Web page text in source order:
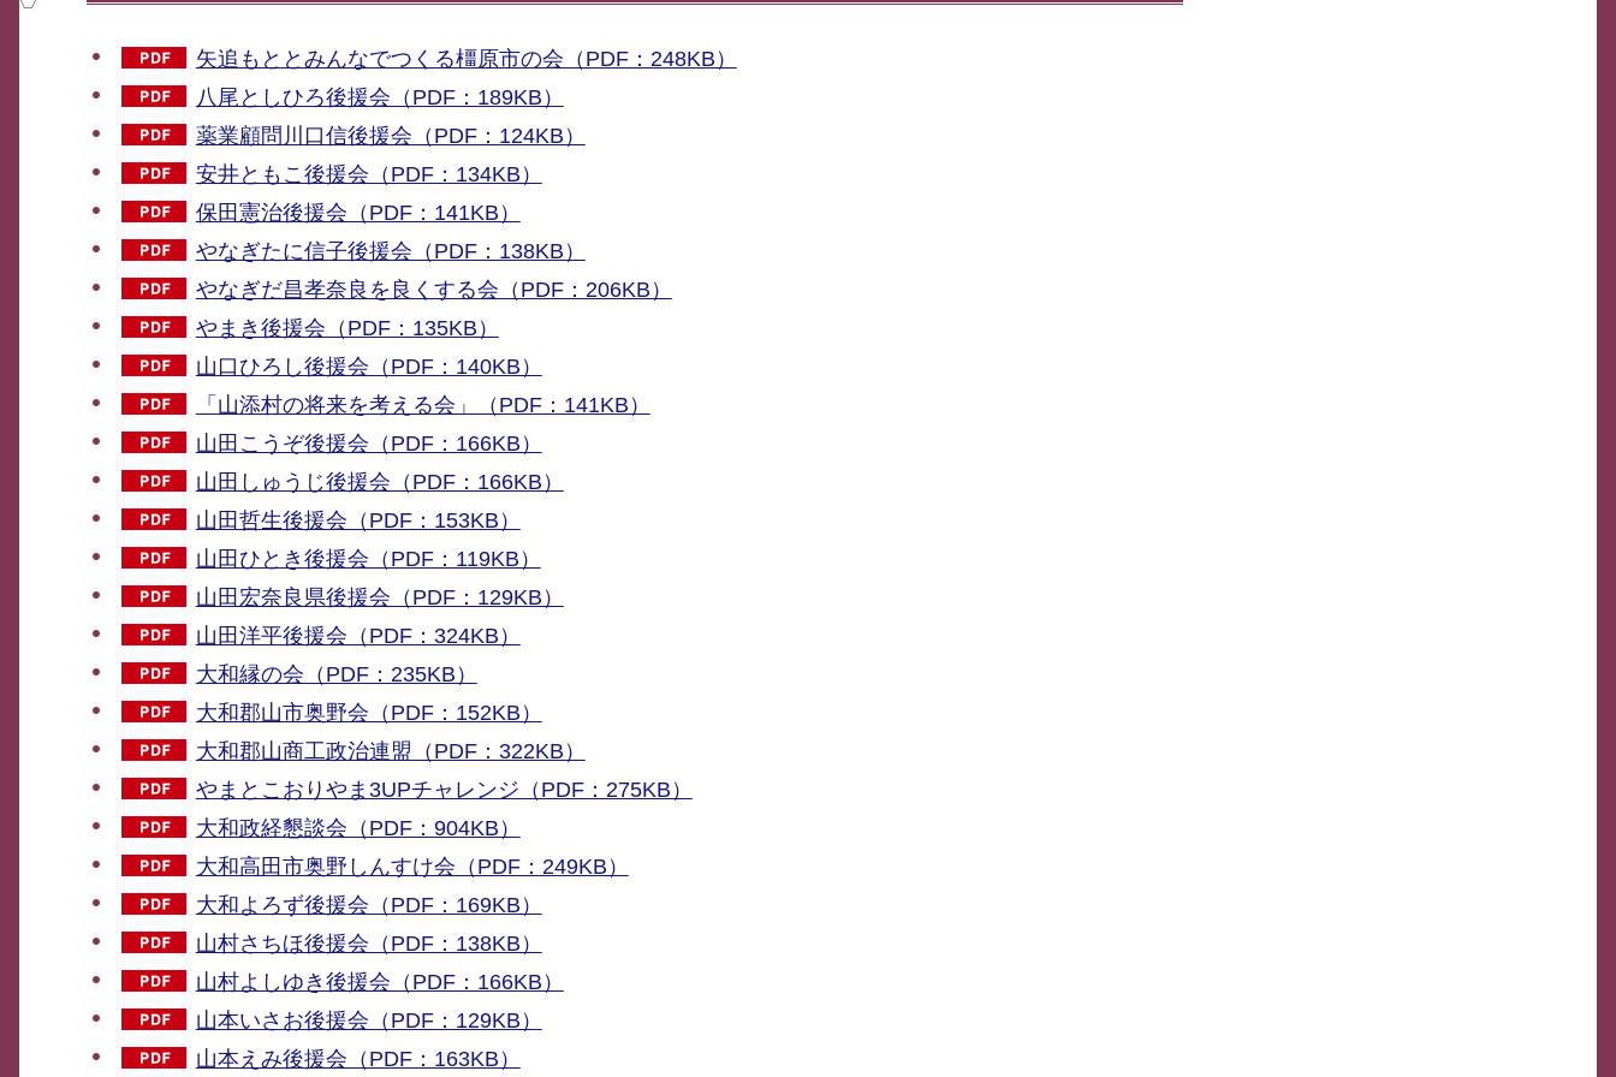
矢追もととみんなでつくる橿原市の会（PDF：248KB）
八尾としひろ後援会（PDF：189KB）
薬業顧問川口信後援会（PDF：124KB）
安井ともこ後援会（PDF：134KB）
保田憲治後援会（PDF：141KB）
やなぎたに信子後援会（PDF：138KB）
やなぎだ昌孝奈良を良くする会（PDF：206KB）
やまき後援会（PDF：135KB）
山口ひろし後援会（PDF：140KB）
「山添村の将来を考える会」（PDF：141KB）
山田こうぞ後援会（PDF：166KB）
山田しゅうじ後援会（PDF：166KB）
山田哲生後援会（PDF：153KB）
山田ひとき後援会（PDF：119KB）
山田宏奈良県後援会（PDF：129KB）
山田洋平後援会（PDF：324KB）
大和縁の会（PDF：235KB）
大和郡山市奥野会（PDF：152KB）
大和郡山商工政治連盟（PDF：322KB）
やまとこおりやま3UPチャレンジ（PDF：275KB）
大和政経懇談会（PDF：904KB）
大和高田市奥野しんすけ会（PDF：249KB）
大和よろず後援会（PDF：169KB）
山村さちほ後援会（PDF：138KB）
山村よしゆき後援会（PDF：166KB）
山本いさお後援会（PDF：129KB）
山本えみ後援会（PDF：163KB）